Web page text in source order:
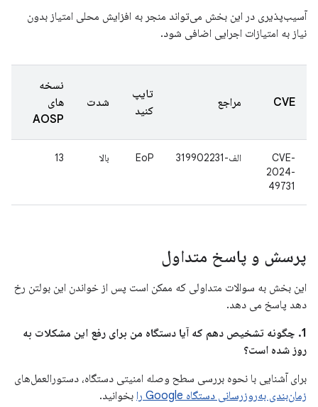
آسیب‌پذیری در این بخش می‌تواند منجر به افزایش محلی امتیاز بدون
نیاز به امتیازات اجرایی اضافی شود.
CVE مراجع
تایپ
کنید
شدت
نسخه
های
AOSP
CVE-
2024-
49731
الف-319902231 EoP بالا 13
پرسش و پاسخ متداول
این بخش به سوالات متداولی که ممکن است پس از خواندن این بولتن رخ
دهد پاسخ می دهد.
1. چگونه تشخیص دهم که آیا دستگاه من برای رفع این مشکلات به
روز شده است؟
برای آشنایی با نحوه بررسی سطح وصله امنیتی دستگاه، دستورالعمل‌های
زمان‌بندی به‌روزرسانی دستگاه Google را
بخوانید.